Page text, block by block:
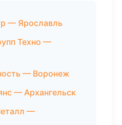
— Ярославль
Техно —
— Воронеж
— Архангельск
—